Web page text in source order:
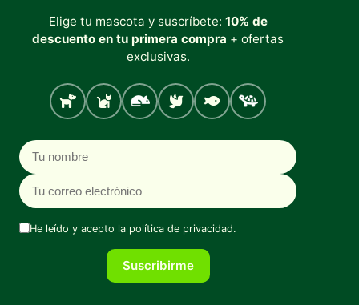
Elige tu mascota y suscríbete: 10% de
descuento en tu primera compra + ofertas
exclusivas.
Perro Gato Roedores
Aves PecesTortugas
Nombre
Correo electrónico
He leído y acepto la política de privacidad.
Suscribirme